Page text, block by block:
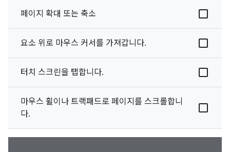
페이지 확대 또는 축소
요소 위로 마우스 커서를 가져갑니다.
터치 스크린을 탭합니다.
마우스 휠이나 트랙패드로 페이지를 스크롤합니
다.